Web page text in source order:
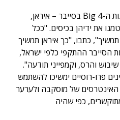
לפי חוקרי גוגל קלאוד, גם מדינות ה-Big 4 בסייבר – איראן,
את ידיהן בכיסים. "ככל
תמשיך", כתבו, "כך איראן תמשיך
הסייבר ההתקפי כלפי ישראל,
והרס, וקמפייני תודעה".
פרו-רוסיים ימשיכו להשתמש
האינטרסים של מוסקבה ולערער
כפי שהיה